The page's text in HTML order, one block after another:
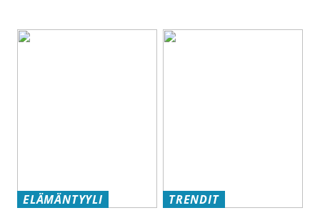
ELÄMÄNTYYLI
TRENDIT